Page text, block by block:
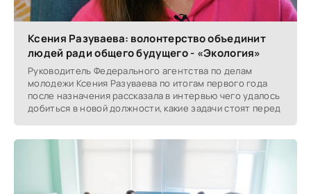
Ксения Разуваева: волонтерство объединит
людей ради общего будущего - «Экология»
Руководитель Федерального агентства по делам
молодежи Ксения Разуваева по итогам первого года
после назначения рассказала в интервью чего удалось
добиться в новой должности, какие задачи стоят перед